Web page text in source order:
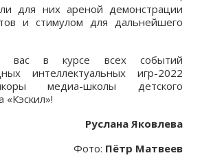
для них ареной демонстрации
и стимулом для дальнейшего
вас в курсе всех событий
интеллектуальных игр-2022
медиа-школы детского
«Кэскил»!
Руслана Яковлева
Фото: Пётр Матвеев